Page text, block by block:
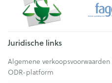
Juridische links
Algemene verkoopsvoorwaarden
ODR-platform